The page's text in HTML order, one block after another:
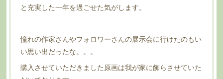
と充実した一年を過ごせた気がします。
憧れの作家さんやフォロワーさんの展示会に行けたのもい
い思い出だったな。。。
購入させていただきました原画は我が家に飾らさせていた